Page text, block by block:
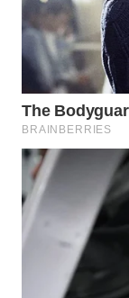
BORNEO
Wahana
Media
Group
WAHANA
NEWS
WAHANA
WAHANA
ADVOKAT